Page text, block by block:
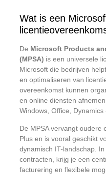
Wat is een
De Microsoft Products
(MPSA) is een universele
Microsoft die bedrijven
en optimaliseren van
overeenkomst kunnen
en online diensten
Windows, Office, Dynamics
De MPSA vervangt oudere
Plus en is vooral geschikt
dynamisch IT-landschap.
contracten, krijg je een
facturering en flexibele